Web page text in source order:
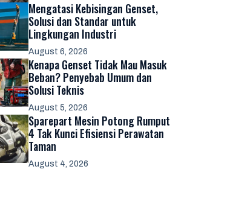
Mengatasi Kebisingan Genset,
Solusi dan Standar untuk
Lingkungan Industri
August 6, 2026
Kenapa Genset Tidak Mau Masuk
Beban? Penyebab Umum dan
Solusi Teknis
August 5, 2026
Sparepart Mesin Potong Rumput
4 Tak Kunci Efisiensi Perawatan
Taman
August 4, 2026